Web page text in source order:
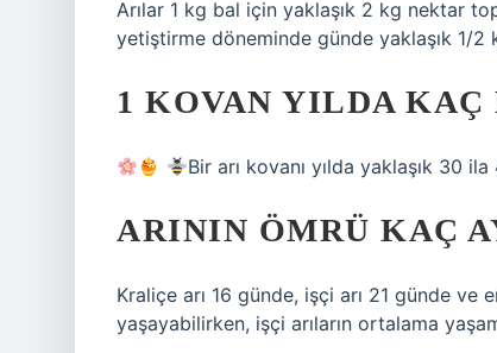
Arılar 1 kg bal için yaklaşık 2 kg nektar
yetiştirme döneminde günde yaklaşık 1/2
1 KOVAN YILDA
Bir arı kovanı yılda yaklaşık 30
ARININ ÖMRÜ KAÇ
Kraliçe arı 16 günde, işçi arı 21 günde ve
yaşayabilirken, işçi arıların ortalama